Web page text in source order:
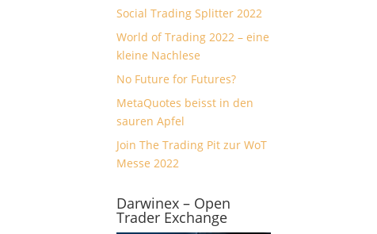
Social Trading Splitter 2022
World of Trading 2022 – eine
kleine Nachlese
No Future for Futures?
MetaQuotes beisst in den
sauren Apfel
Join The Trading Pit zur WoT
Messe 2022
Darwinex – Open
Trader Exchange